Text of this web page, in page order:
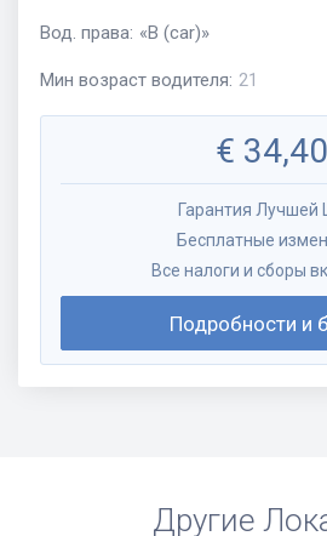
Вод. права: «B (car)»
Мин возраст водителя: 21
€ 34,40
Гарантия Лучшей
Бесплатные
Все налоги и сборы
Подробности и
Другие